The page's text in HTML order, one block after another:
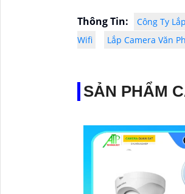
Thông Tin: Công Ty
Wifi
Lắp Camera Văn
SẢN PHẨM